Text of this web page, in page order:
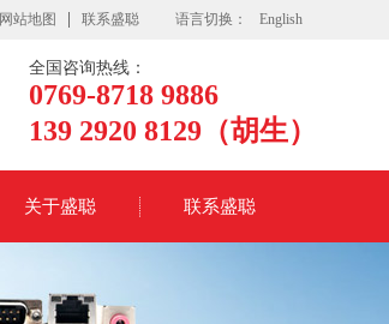
网站地图 联系盛聪 语言切换： English
全国咨询热线：
0769-8718 9886
139 2920 8129（胡生）
关于盛聪 联系盛聪